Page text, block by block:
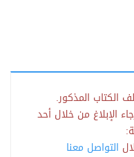
الكتاب المذكور.
الإبلاغ من خلال أحد
التواصل معنا